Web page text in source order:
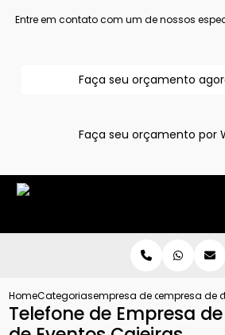
Entre em contato com um de nossos
Faça seu orçamento
Faça seu orçamento por
HomeCategoriasempresa de assessoria
empresa de
Telefone de Empresa